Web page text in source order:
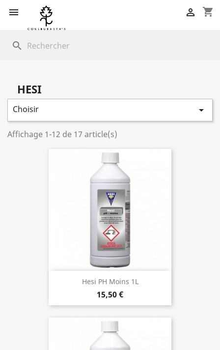
 shopping_cart

search
HESI
Choisir 
Affichage 1-12 de 17 article(s)
Hesi PH Moins 1L
15,50 €